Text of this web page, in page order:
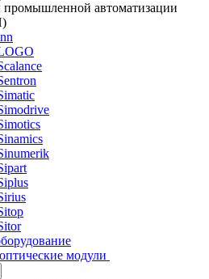
автоматизации
модули